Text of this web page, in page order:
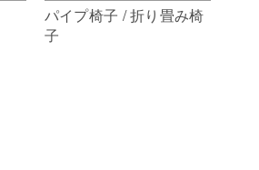
パイプ椅子 / 折り畳み椅
子